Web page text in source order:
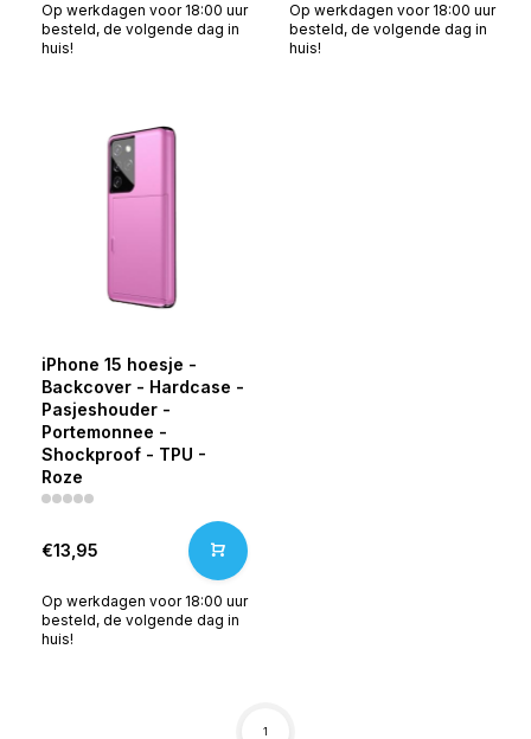
Op werkdagen voor 18:00 uur
besteld, de volgende dag in
huis!
Op werkdagen voor 18:00 uur
besteld, de volgende dag in
huis!
iPhone 15 hoesje -
Backcover - Hardcase -
Pasjeshouder -
Portemonnee -
Shockproof - TPU -
Roze
€13,95
Op werkdagen voor 18:00 uur
besteld, de volgende dag in
huis!
1